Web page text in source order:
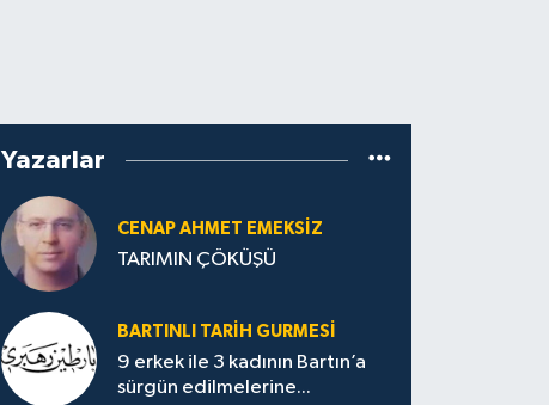
Yazarlar
CENAP AHMET EMEKSİZ
TARIMIN ÇÖKÜŞÜ
BARTINLI TARIH GURMESI
9 erkek ile 3 kadının Bartın’a
sürgün edilmelerine...